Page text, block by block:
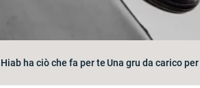
Hiab ha ciò che fa per teUna gru da carico